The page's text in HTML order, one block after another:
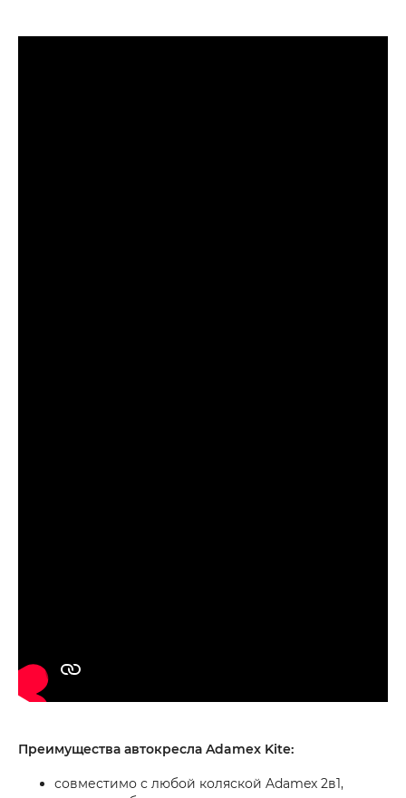
Преимущества автокресла Adamex Kite:
совместимо с любой коляской Adamex 2в1,